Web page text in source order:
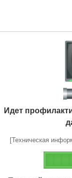
Идет
[Техническая